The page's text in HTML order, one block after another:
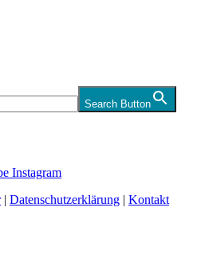
Search Button
Instagram
| Datenschutzerklärung | Kontakt